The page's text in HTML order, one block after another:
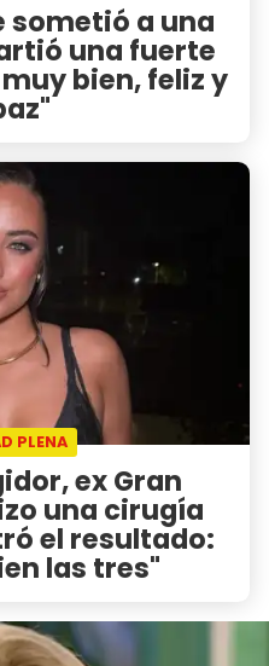
sometió a una
una fuerte
bien, feliz y
PLENA
ex Gran
una cirugía
el resultado:
las tres"